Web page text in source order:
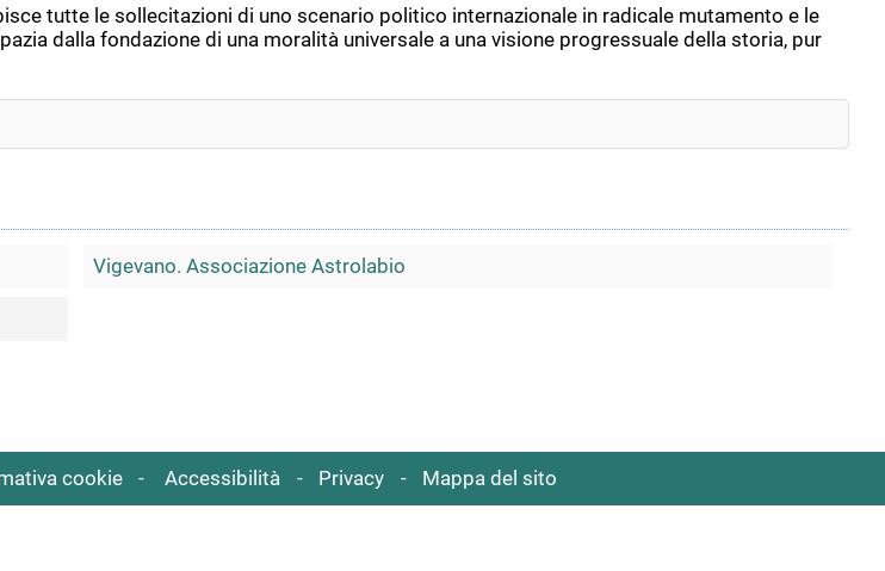
tutte le sollecitazioni di uno scenario politico internazionale in radicale mutamento e le
dalla fondazione di una moralità universale a una visione progressuale della storia, pur
Vigevano. Associazione Astrolabio
cookie Accessibilità Privacy Mappa del sito